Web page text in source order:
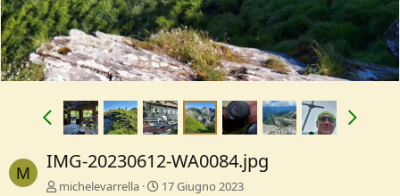
M IMG-20230612-WA0084.jpg
michelevarrella 17 Giugno 2023